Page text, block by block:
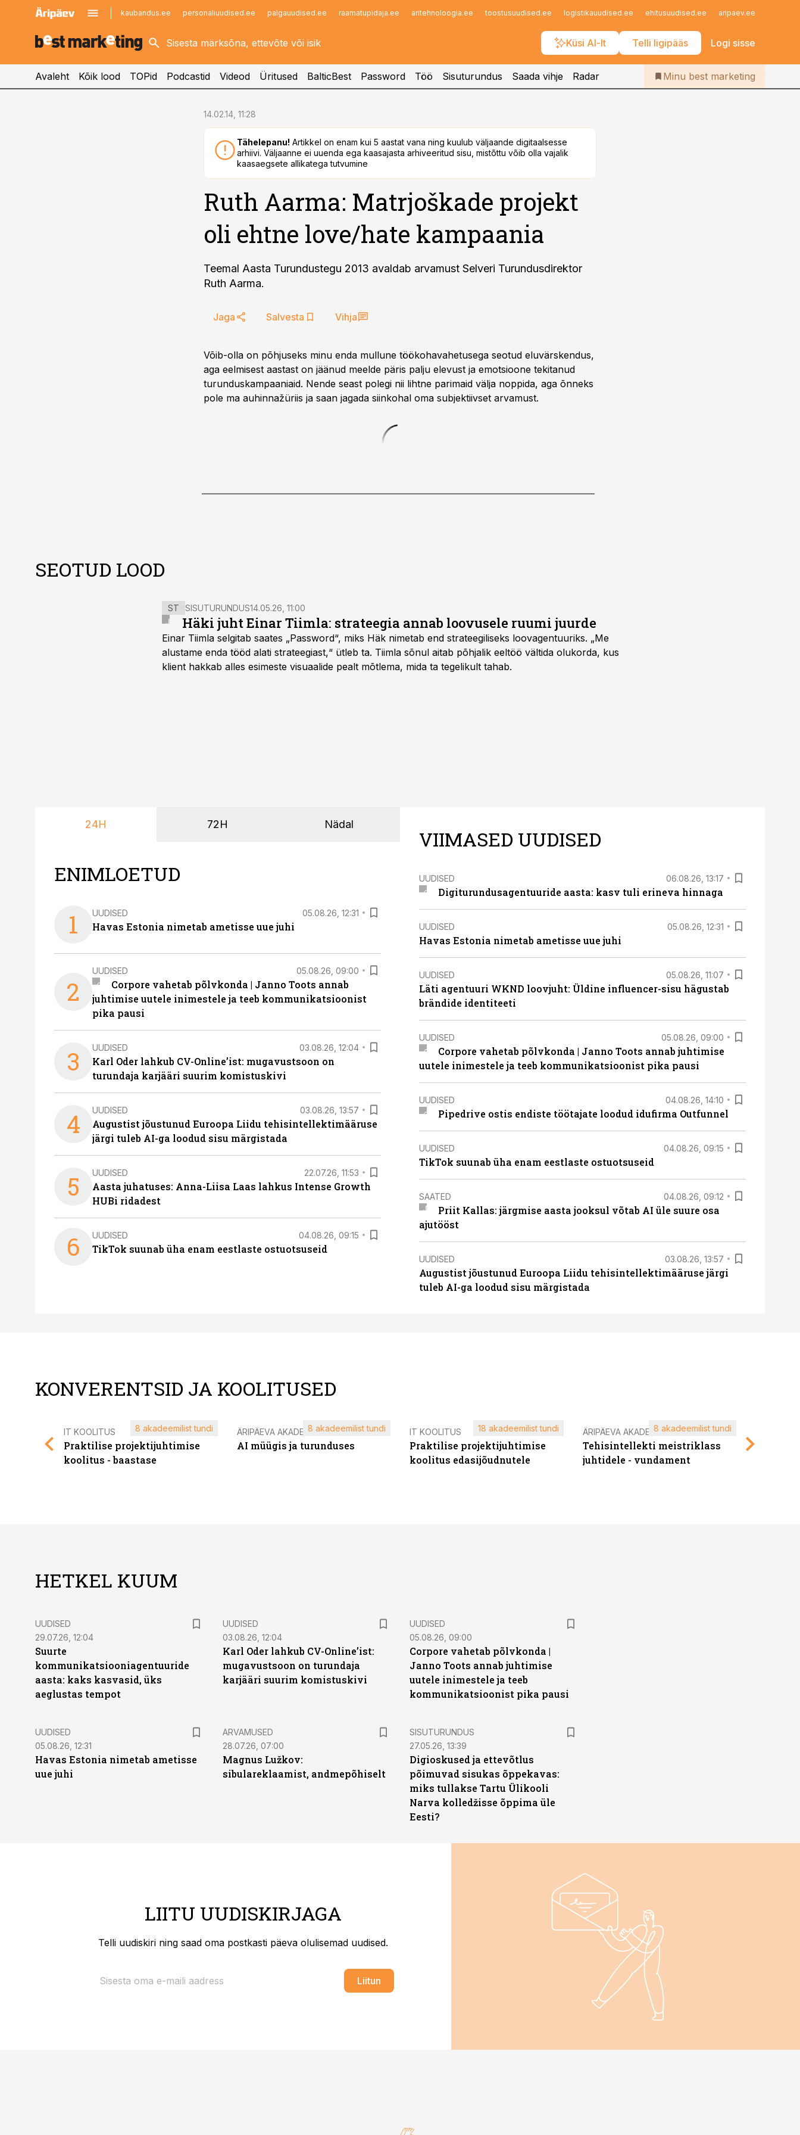
kaubandus.ee personaliuudised.ee palgauudised.ee raamatupidaja.ee aritehnoloogia.ee toostusuudised.ee logistikauudised.ee ehitusuudised.ee aripaev.ee
Küsi AI-lt Telli ligipääs Logi sisse
kinnisvarauudised.ee
logistikauudised.ee
imelineajalugu.ee
Infopank
Iseteenindus
Telli Bestmarketing
Avaleht Kõik lood TOPid Podcastid Videod Üritused BalticBest Password Töö Sisuturundus Saada vihje Radar Minu best marketing
14.02.14, 11:28
Tähelepanu! Artikkel on enam kui 5 aastat vana ning kuulub väljaande digitaalsesse
arhiivi. Väljaanne ei uuenda ega kaasajasta arhiveeritud sisu, mistõttu võib olla vajalik
kaasaegsete allikatega tutvumine
Ruth Aarma: Matrjoškade projekt
oli ehtne love/hate kampaania
Teemal Aasta Turundustegu 2013 avaldab arvamust Selveri Turundusdirektor
Ruth Aarma.
Jaga Salvesta Vihja
Võib-olla on põhjuseks minu enda mullune töökohavahetusega seotud eluvärskendus,
aga eelmisest aastast on jäänud meelde päris palju elevust ja emotsioone tekitanud
turunduskampaaniaid. Nende seast polegi nii lihtne parimaid välja noppida, aga õnneks
pole ma auhinnažüriis ja saan jagada siinkohal oma subjektiivset arvamust.
SEOTUD LOOD
ST SISUTURUNDUS14.05.26, 11:00
Häki juht Einar Tiimla: strateegia annab loovusele ruumi juurde
Einar Tiimla selgitab saates „Password“, miks Häk nimetab end strateegiliseks loovagentuuriks. „Me
alustame enda tööd alati strateegiast,“ ütleb ta. Tiimla sõnul aitab põhjalik eeltöö vältida olukorda, kus
klient hakkab alles esimeste visuaalide pealt mõtlema, mida ta tegelikult tahab.
24H 72H Nädal
ENIMLOETUD
1 UUDISED 05.08.26, 12:31
Havas Estonia nimetab ametisse uue juhi
2
UUDISED 05.08.26, 09:00
Corpore vahetab põlvkonda | Janno Toots annab
juhtimise uutele inimestele ja teeb kommunikatsioonist
pika pausi
3 UUDISED 03.08.26, 12:04
Karl Oder lahkub CV-Online’ist: mugavustsoon on
turundaja karjääri suurim komistuskivi
4 UUDISED 03.08.26, 13:57
Augustist jõustunud Euroopa Liidu tehisintellektimääruse
järgi tuleb AI-ga loodud sisu märgistada
5 UUDISED 22.07.26, 11:53
Aasta juhatuses: Anna-Liisa Laas lahkus Intense Growth
HUBi ridadest
6 UUDISED 04.08.26, 09:15
TikTok suunab üha enam eestlaste ostuotsuseid
VIIMASED UUDISED
UUDISED 06.08.26, 13:17
Digiturundusagentuuride aasta: kasv tuli erineva hinnaga
UUDISED 05.08.26, 12:31
Havas Estonia nimetab ametisse uue juhi
UUDISED 05.08.26, 11:07
Läti agentuuri WKND loovjuht: Üldine influencer-sisu hägustab
brändide identiteeti
UUDISED 05.08.26, 09:00
Corpore vahetab põlvkonda | Janno Toots annab juhtimise
uutele inimestele ja teeb kommunikatsioonist pika pausi
UUDISED 04.08.26, 14:10
Pipedrive ostis endiste töötajate loodud idufirma Outfunnel
UUDISED 04.08.26, 09:15
TikTok suunab üha enam eestlaste ostuotsuseid
SAATED 04.08.26, 09:12
Priit Kallas: järgmise aasta jooksul võtab AI üle suure osa
ajutööst
UUDISED 03.08.26, 13:57
Augustist jõustunud Euroopa Liidu tehisintellektimääruse järgi
tuleb AI-ga loodud sisu märgistada
KONVERENTSID JA KOOLITUSED
IT KOOLITUS
Praktilise projektijuhtimise
koolitus - baastase
8 akadeemilist tundi ÄRIPÄEVA AKADEEMIA
AI müügis ja turunduses
8 akadeemilist tundi IT KOOLITUS
Praktilise projektijuhtimise
koolitus edasijõudnutele
18 akadeemilist tundi ÄRIPÄEVA AKADEEMIA
Tehisintellekti meistriklass
juhtidele - vundament
8 akadeemilist tundi
HETKEL KUUM
UUDISED
29.07.26, 12:04
Suurte
kommunikatsiooniagentuuride
aasta: kaks kasvasid, üks
aeglustas tempot
UUDISED
03.08.26, 12:04
Karl Oder lahkub CV-Online’ist:
mugavustsoon on turundaja
karjääri suurim komistuskivi
UUDISED
05.08.26, 09:00
Corpore vahetab põlvkonda |
Janno Toots annab juhtimise
uutele inimestele ja teeb
kommunikatsioonist pika pausi
UUDISED
05.08.26, 12:31
Havas Estonia nimetab ametisse
uue juhi
ARVAMUSED
28.07.26, 07:00
Magnus Lužkov:
sibulareklaamist, andmepõhiselt
ST
SISUTURUNDUS
27.05.26, 13:39
Digioskused ja ettevõtlus
põimuvad sisukas õppekavas:
miks tullakse Tartu Ülikooli
Narva kolledžisse õppima üle
Eesti?
LIITU UUDISKIRJAGA
Telli uudiskiri ning saad oma postkasti päeva olulisemad uudised.
Liitun